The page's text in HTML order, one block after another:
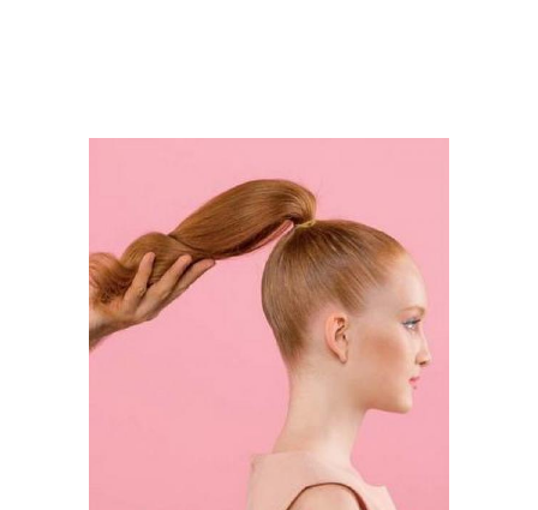
Вечерние прически Прически на вечер
Прически к новому году